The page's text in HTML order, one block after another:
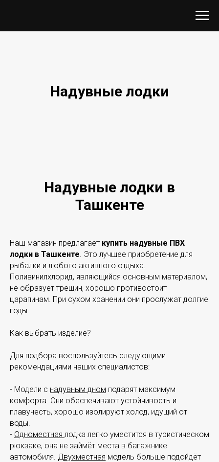
Надувные лодки
Надувные лодки в
Ташкенте
Наш магазин предлагает купить надувные ПВХ
лодки в Ташкенте. Это лучшее приобретение для
рыбалки и любого активного отдыха.
Поливинилхлорид, являющийся основным материалом,
не образует трещин, хорошо противостоит
царапинам. При сухом хранении они прослужат долгие
годы.
Как выбрать изделие?
Для подбора воспользуйтесь следующими
рекомендациями наших специалистов:
- Модели с надувным дном подарят максимум
комфорта. Они обеспечивают устойчивость и
плавучесть, хорошо изолируют холод, идущий от
воды.
- Одноместная лодка легко уместится в туристическом
рюкзаке, она не займёт места в багажнике
автомобиля. Двухместная модель больше подойдёт